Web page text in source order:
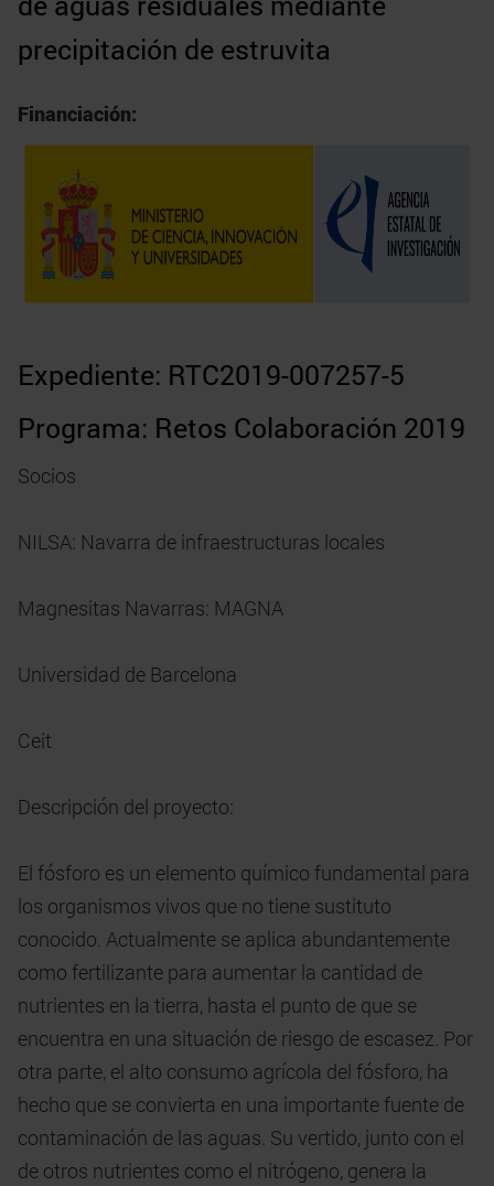
precipitación de estruvita
Financiación:
Expediente: RTC2019-007257-5
Programa: Retos Colaboración 2019
Socios
NILSA: Navarra de infraestructuras locales
Magnesitas Navarras: MAGNA
Universidad de Barcelona
Ceit
Descripción del proyecto:
El fósforo es un elemento químico fundamental para
los organismos vivos que no tiene sustituto
conocido. Actualmente se aplica abundantemente
como fertilizante para aumentar la cantidad de
nutrientes en la tierra, hasta el punto de que se
encuentra en una situación de riesgo de escasez. Por
otra parte, el alto consumo agrícola del fósforo, ha
hecho que se convierta en una importante fuente de
contaminación de las aguas. Su vertido, junto con el
de otros nutrientes como el nitrógeno, genera la